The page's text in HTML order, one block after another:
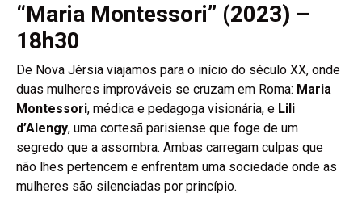
“Maria Montessori” (2023) –
18h30
De Nova Jérsia viajamos para o início do século XX, onde
duas mulheres improváveis se cruzam em Roma: Maria
Montessori, médica e pedagoga visionária, e Lili
d’Alengy, uma cortesã parisiense que foge de um
segredo que a assombra. Ambas carregam culpas que
não lhes pertencem e enfrentam uma sociedade onde as
mulheres são silenciadas por princípio.